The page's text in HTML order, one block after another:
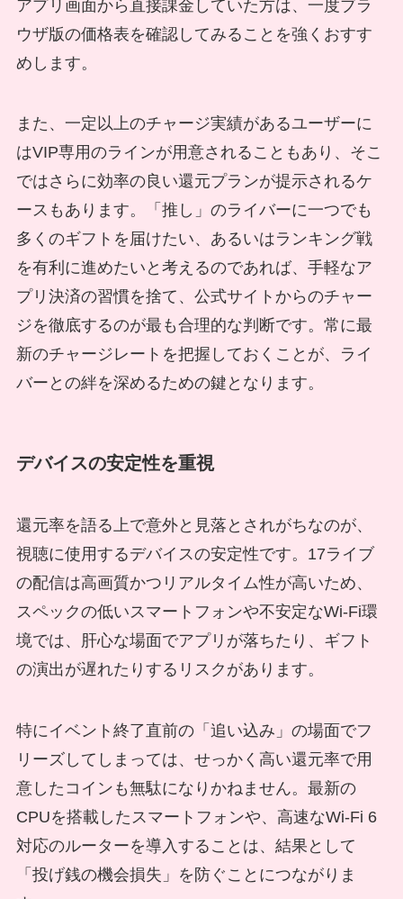
アプリ画面から直接課金していた方は、一度ブラ
ウザ版の価格表を確認してみることを強くおすす
めします。
また、一定以上のチャージ実績があるユーザーに
はVIP専用のラインが用意されることもあり、そこ
ではさらに効率の良い還元プランが提示されるケ
ースもあります。「推し」のライバーに一つでも
多くのギフトを届けたい、あるいはランキング戦
を有利に進めたいと考えるのであれば、手軽なア
プリ決済の習慣を捨て、公式サイトからのチャー
ジを徹底するのが最も合理的な判断です。常に最
新のチャージレートを把握しておくことが、ライ
バーとの絆を深めるための鍵となります。
デバイスの安定性を重視
還元率を語る上で意外と見落とされがちなのが、
視聴に使用するデバイスの安定性です。17ライブ
の配信は高画質かつリアルタイム性が高いため、
スペックの低いスマートフォンや不安定なWi-Fi環
境では、肝心な場面でアプリが落ちたり、ギフト
の演出が遅れたりするリスクがあります。
特にイベント終了直前の「追い込み」の場面でフ
リーズしてしまっては、せっかく高い還元率で用
意したコインも無駄になりかねません。最新の
CPUを搭載したスマートフォンや、高速なWi-Fi 6
対応のルーターを導入することは、結果として
「投げ銭の機会損失」を防ぐことにつながりま